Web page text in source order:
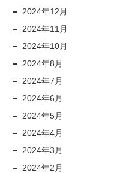
2024年12月
2024年11月
2024年10月
2024年8月
2024年7月
2024年6月
2024年5月
2024年4月
2024年3月
2024年2月